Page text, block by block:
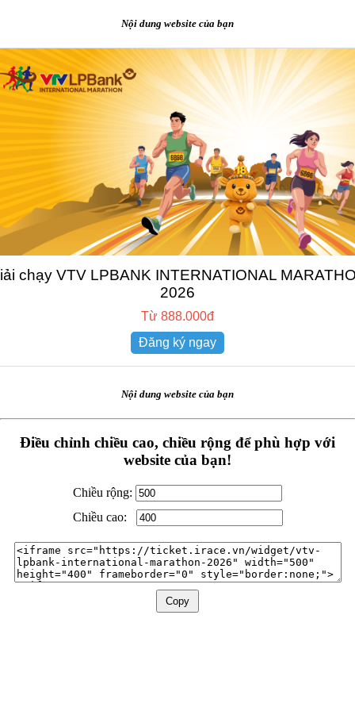
Nội dung website của bạn
Nội dung website của bạn
Điều chỉnh chiều cao, chiều rộng để phù hợp với
website của bạn!
Chiều rộng:
Chiều cao:
Copy